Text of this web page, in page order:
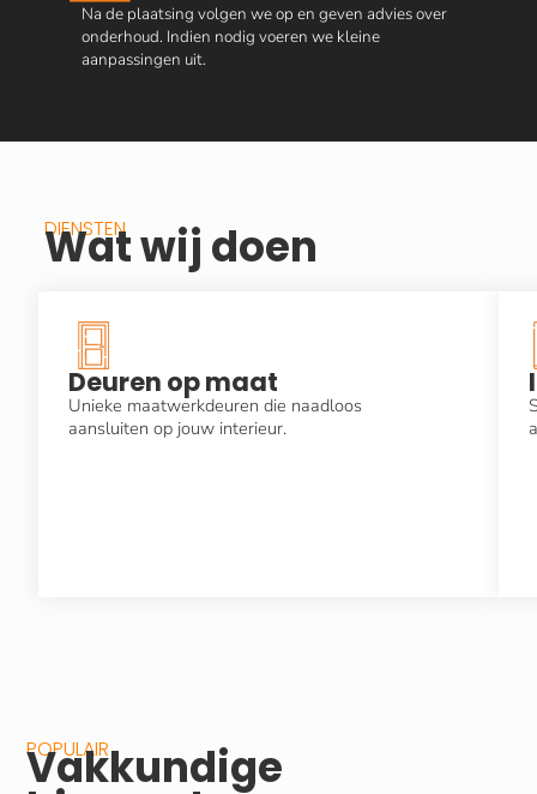
Na de plaatsing volgen we op en geven advies over
onderhoud. Indien nodig voeren we kleine
aanpassingen uit.
DIENSTEN
Wat wij doen
Deuren op maat
Unieke maatwerkdeuren die naadloos
aansluiten op jouw interieur.
POPULAIR
Vakkundige